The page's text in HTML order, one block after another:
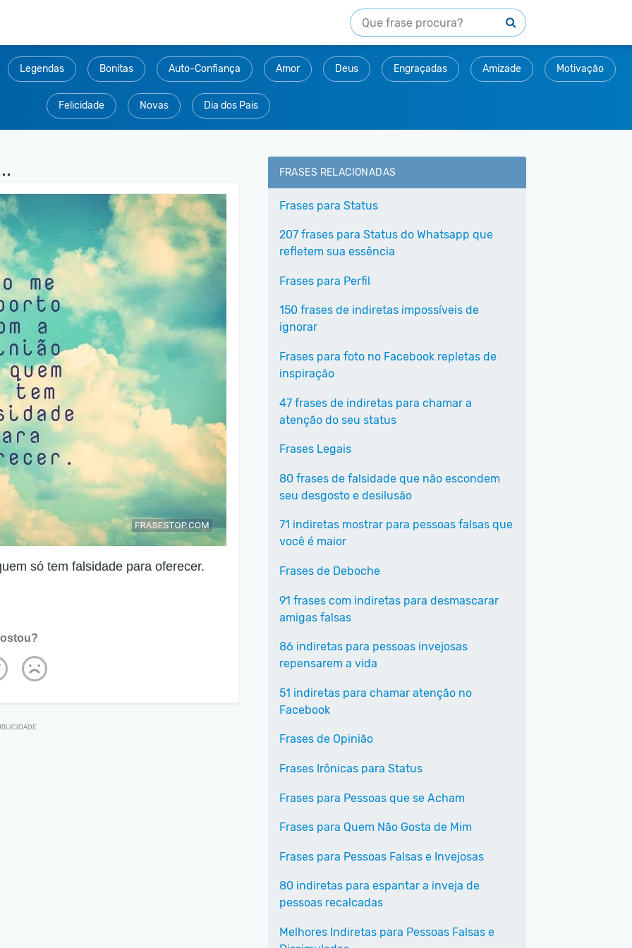
Legendas Bonitas Auto-Confiança Amor Deus Engraçadas Amizade Motivação
Felicidade Novas Dia dos Pais
só tem falsidade para oferecer.
FRASES RELACIONADAS
Frases para Status
207 frases para Status do Whatsapp que
refletem sua essência
Frases para Perfil
150 frases de indiretas impossíveis de
ignorar
Frases para foto no Facebook repletas de
inspiração
47 frases de indiretas para chamar a
atenção do seu status
Frases Legais
80 frases de falsidade que não escondem
seu desgosto e desilusão
71 indiretas mostrar para pessoas falsas que
você é maior
Frases de Deboche
91 frases com indiretas para desmascarar
amigas falsas
86 indiretas para pessoas invejosas
repensarem a vida
51 indiretas para chamar atenção no
Facebook
Frases de Opinião
Frases Irônicas para Status
Frases para Pessoas que se Acham
Frases para Quem Não Gosta de Mim
Frases para Pessoas Falsas e Invejosas
80 indiretas para espantar a inveja de
pessoas recalcadas
Melhores Indiretas para Pessoas Falsas e